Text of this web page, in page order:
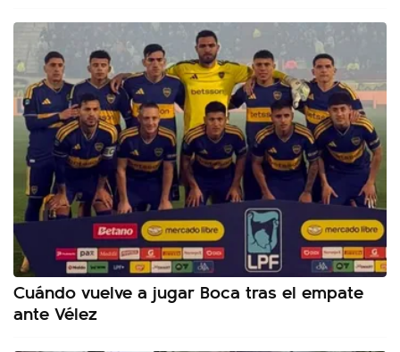
Cuándo vuelve a jugar Boca tras el empate
ante Vélez